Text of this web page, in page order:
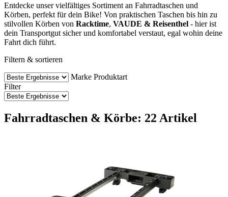
Entdecke unser vielfältiges Sortiment an Fahrradtaschen und
Körben, perfekt für dein Bike! Von praktischen Taschen bis hin zu
stilvollen Körben von Racktime, VAUDE & Reisenthel - hier ist
dein Transportgut sicher und komfortabel verstaut, egal wohin deine
Fahrt dich führt.
Filtern & sortieren
Marke Produktart
Filter
Fahrradtaschen & Körbe: 22 Artikel